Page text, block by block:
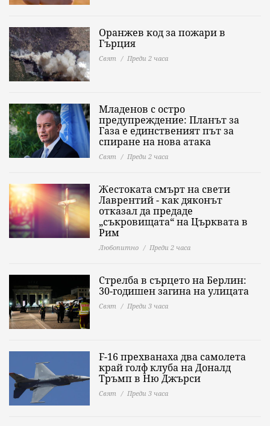
Оранжев код за пожари в
Гърция
Свят Преди 2 часа
Младенов с остро
предупреждение: Планът за
Газа е единственият път за
спиране на нова атака
Свят Преди 2 часа
Жестоката смърт на свети
Лаврентий - как дяконът
отказал да предаде
„съкровищата“ на Църквата в
Рим
Любопитно Преди 2 часа
Стрелба в сърцето на Берлин:
30-годишен загина на улицата
Свят Преди 3 часа
F-16 прехванаха два самолета
край голф клуба на Доналд
Тръмп в Ню Джърси
Свят Преди 3 часа